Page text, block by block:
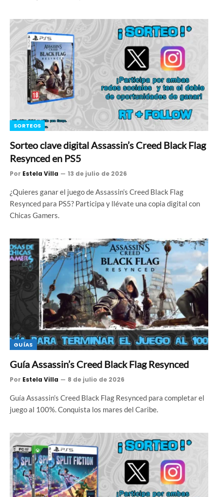
SORTEOS
Sorteo clave digital Assassin’s Creed Black Flag
Resynced en PS5
Por Estela Villa 13 de julio de 2026
¿Quieres ganar el juego de Assassin’s Creed Black Flag
Resynced para PS5? Participa y llévate una copia digital con
Chicas Gamers.
GUÍAS
Guía Assassin’s Creed Black Flag Resynced
Por Estela Villa 8 de julio de 2026
Guía Assassin’s Creed Black Flag Resynced para completar el
juego al 100%. Conquista los mares del Caribe.